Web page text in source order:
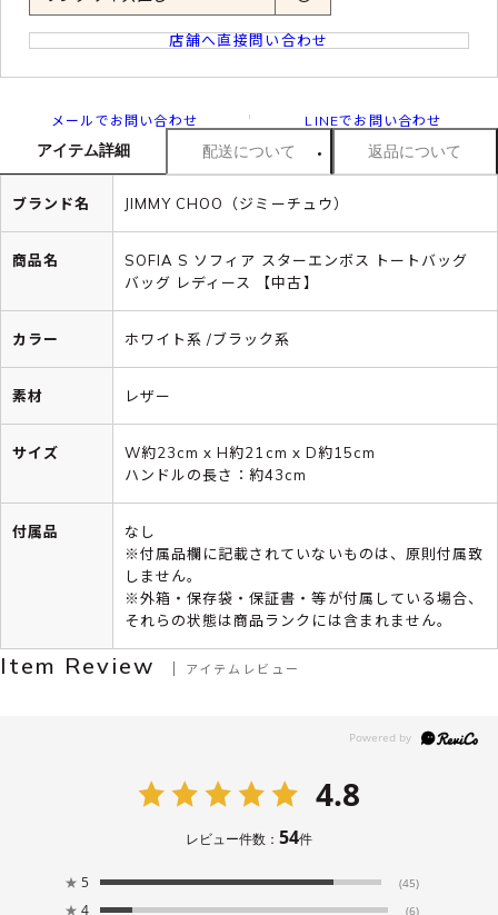
店舗へ直接問い合わせ
メールでお問い合わせ LINEでお問い合わせ
アイテム詳細 配送について 返品について
ブランド名 JIMMY CHOO（ジミーチュウ）
商品名
SOFIA S ソフィア スターエンボス トートバッグ
バッグ レディース 【中古】
カラー ホワイト系 /ブラック系
素材 レザー
サイズ
W約23cm x H約21cm x D約15cm
ハンドルの長さ：約43cm
付属品
なし
※付属品欄に記載されていないものは、原則付属致
しません。
※外箱・保存袋・保証書・等が付属している場合、
それらの状態は商品ランクには含まれません。
Item Review アイテムレビュー
4.8
レビュー件数： 54件
★ 5 (45)
★ 4 (6)